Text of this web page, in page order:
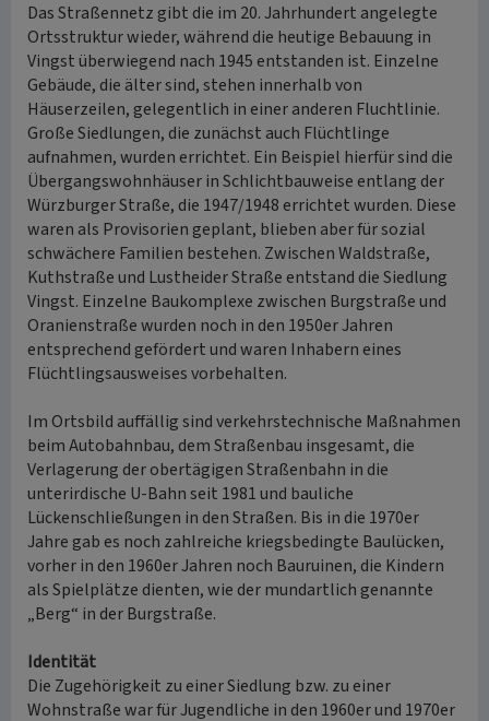
Das Straßennetz gibt die im 20. Jahrhundert angelegte
Ortsstruktur wieder, während die heutige Bebauung in
Vingst überwiegend nach 1945 entstanden ist. Einzelne
Gebäude, die älter sind, stehen innerhalb von
Häuserzeilen, gelegentlich in einer anderen Fluchtlinie.
Große Siedlungen, die zunächst auch Flüchtlinge
aufnahmen, wurden errichtet. Ein Beispiel hierfür sind die
Übergangswohnhäuser in Schlichtbauweise entlang der
Würzburger Straße, die 1947/1948 errichtet wurden. Diese
waren als Provisorien geplant, blieben aber für sozial
schwächere Familien bestehen. Zwischen Waldstraße,
Kuthstraße und Lustheider Straße entstand die Siedlung
Vingst. Einzelne Baukomplexe zwischen Burgstraße und
Oranienstraße wurden noch in den 1950er Jahren
entsprechend gefördert und waren Inhabern eines
Flüchtlingsausweises vorbehalten.
Im Ortsbild auffällig sind verkehrstechnische Maßnahmen
beim Autobahnbau, dem Straßenbau insgesamt, die
Verlagerung der obertägigen Straßenbahn in die
unterirdische U-Bahn seit 1981 und bauliche
Lückenschließungen in den Straßen. Bis in die 1970er
Jahre gab es noch zahlreiche kriegsbedingte Baulücken,
vorher in den 1960er Jahren noch Bauruinen, die Kindern
als Spielplätze dienten, wie der mundartlich genannte
„Berg“ in der Burgstraße.
Identität
Die Zugehörigkeit zu einer Siedlung bzw. zu einer
Wohnstraße war für Jugendliche in den 1960er und 1970er